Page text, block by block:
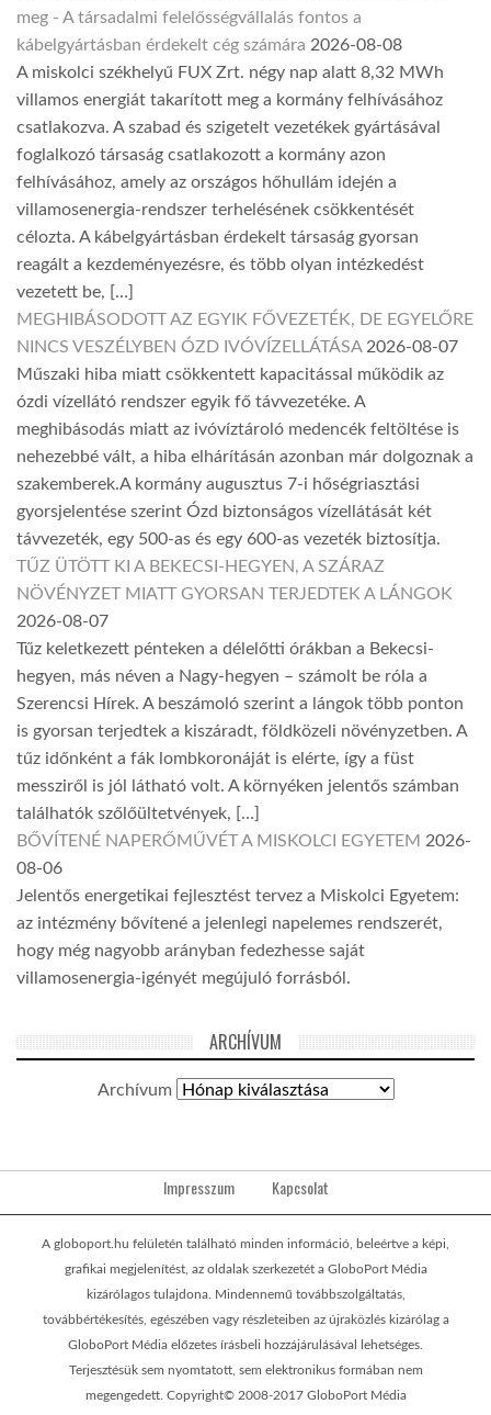
meg - A társadalmi felelősségvállalás fontos a
kábelgyártásban érdekelt cég számára 2026-08-08
A miskolci székhelyű FUX Zrt. négy nap alatt 8,32 MWh
villamos energiát takarított meg a kormány felhívásához
csatlakozva. A szabad és szigetelt vezetékek gyártásával
foglalkozó társaság csatlakozott a kormány azon
felhívásához, amely az országos hőhullám idején a
villamosenergia-rendszer terhelésének csökkentését
célozta. A kábelgyártásban érdekelt társaság gyorsan
reagált a kezdeményezésre, és több olyan intézkedést
vezetett be, […]
MEGHIBÁSODOTT AZ EGYIK FŐVEZETÉK, DE EGYELŐRE
NINCS VESZÉLYBEN ÓZD IVÓVÍZELLÁTÁSA 2026-08-07
Műszaki hiba miatt csökkentett kapacitással működik az
ózdi vízellátó rendszer egyik fő távvezetéke. A
meghibásodás miatt az ivóvíztároló medencék feltöltése is
nehezebbé vált, a hiba elhárításán azonban már dolgoznak a
szakemberek.A kormány augusztus 7-i hőségriasztási
gyorsjelentése szerint Ózd biztonságos vízellátását két
távvezeték, egy 500-as és egy 600-as vezeték biztosítja.
TŰZ ÜTÖTT KI A BEKECSI-HEGYEN, A SZÁRAZ
NÖVÉNYZET MIATT GYORSAN TERJEDTEK A LÁNGOK
2026-08-07
Tűz keletkezett pénteken a délelőtti órákban a Bekecsi-
hegyen, más néven a Nagy-hegyen – számolt be róla a
Szerencsi Hírek. A beszámoló szerint a lángok több ponton
is gyorsan terjedtek a kiszáradt, földközeli növényzetben. A
tűz időnként a fák lombkoronáját is elérte, így a füst
messziről is jól látható volt. A környéken jelentős számban
találhatók szőlőültetvények, […]
BŐVÍTENÉ NAPERŐMŰVÉT A MISKOLCI EGYETEM 2026-
08-06
Jelentős energetikai fejlesztést tervez a Miskolci Egyetem:
az intézmény bővítené a jelenlegi napelemes rendszerét,
hogy még nagyobb arányban fedezhesse saját
villamosenergia-igényét megújuló forrásból.
ARCHÍVUM
Archívum
Impresszum Kapcsolat
A globoport.hu felületén található minden információ, beleértve a képi,
grafikai megjelenítést, az oldalak szerkezetét a GloboPort Média
kizárólagos tulajdona. Mindennemű továbbszolgáltatás,
továbbértékesítés, egészében vagy részleteiben az újraközlés kizárólag a
GloboPort Média előzetes írásbeli hozzájárulásával lehetséges.
Terjesztésük sem nyomtatott, sem elektronikus formában nem
megengedett. Copyright© 2008-2017 GloboPort Média